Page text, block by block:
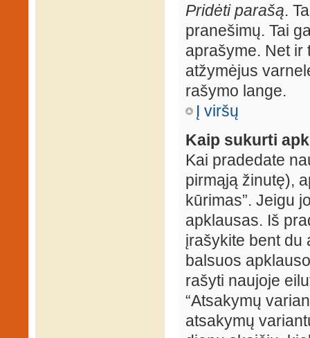
Pridėti parašą.
pranešimų. Tai
aprašyme. Net ir
atžymėjus
rašymo lange.
Į viršų
Kaip sukurti
Kai pradedate
pirmąją žinutę),
kūrimas”. Jeigu
apklausas. Iš
įrašykite bent du
balsuos
rašyti naujoje
“Atsakymų
atsakymų